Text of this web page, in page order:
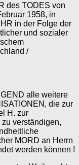
des TODES von
1958, in
in der Folge der
und sozialer
/
alle weitere
die zur
H. zur
verständigen,
MORD an Herrn
werden können !